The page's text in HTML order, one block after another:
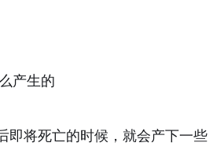
产生的
即将死亡的时候，就会产下一些